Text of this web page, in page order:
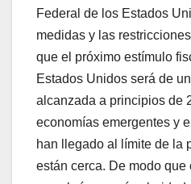
Federal de los Estados
medidas y las
que el próximo estímulo
Estados Unidos será de
alcanzada a principios de
economías emergentes y
han llegado al límite de la
están cerca. De modo que